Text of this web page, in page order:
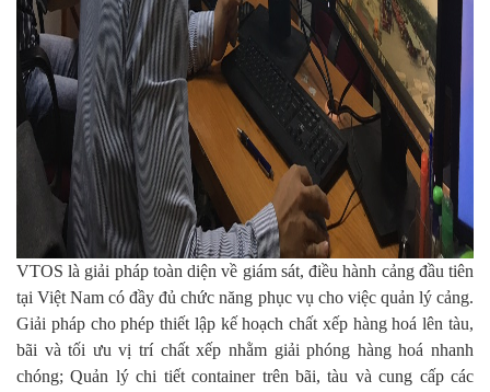
VTOS là giải pháp toàn diện về giám sát, điều hành cảng đầu tiên
tại Việt Nam có đầy đủ chức năng phục vụ cho việc quản lý cảng.
Giải pháp cho phép thiết lập kế hoạch chất xếp hàng hoá lên tàu,
bãi và tối ưu vị trí chất xếp nhằm giải phóng hàng hoá nhanh
chóng; Quản lý chi tiết container trên bãi, tàu và cung cấp các